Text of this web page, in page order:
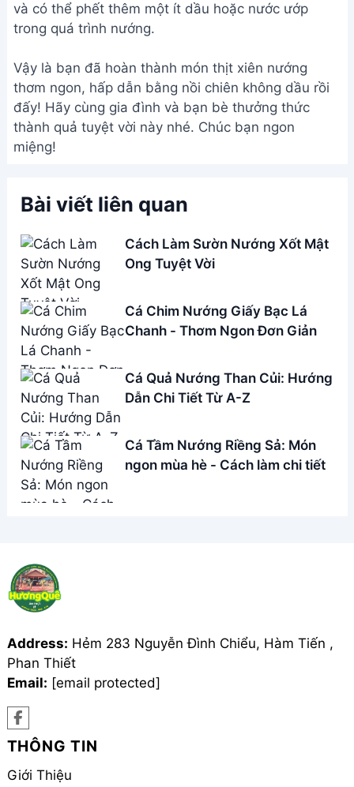
và có thể phết thêm một ít dầu hoặc nước ướp
trong quá trình nướng.
Vậy là bạn đã hoàn thành món thịt xiên nướng
thơm ngon, hấp dẫn bằng nồi chiên không dầu rồi
đấy! Hãy cùng gia đình và bạn bè thưởng thức
thành quả tuyệt vời này nhé. Chúc bạn ngon
miệng!
Bài viết liên quan
Cách Làm Sườn Nướng Xốt Mật
Ong Tuyệt Vời
Cá Chim Nướng Giấy Bạc Lá
Chanh - Thơm Ngon Đơn Giản
Cá Quả Nướng Than Củi: Hướng
Dẫn Chi Tiết Từ A-Z
Cá Tầm Nướng Riềng Sả: Món
ngon mùa hè - Cách làm chi tiết
Address: Hẻm 283 Nguyễn Đình Chiểu, Hàm Tiến ,
Phan Thiết
Email: [email protected]
THÔNG TIN
Giới Thiệu